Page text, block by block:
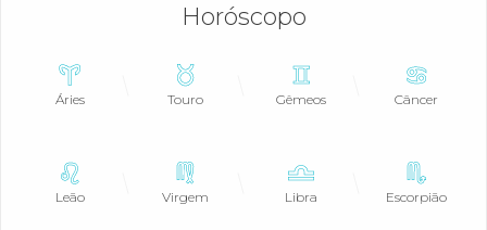
Horóscopo
Áries Touro Gêmeos Câncer
Leão Virgem Libra Escorpião